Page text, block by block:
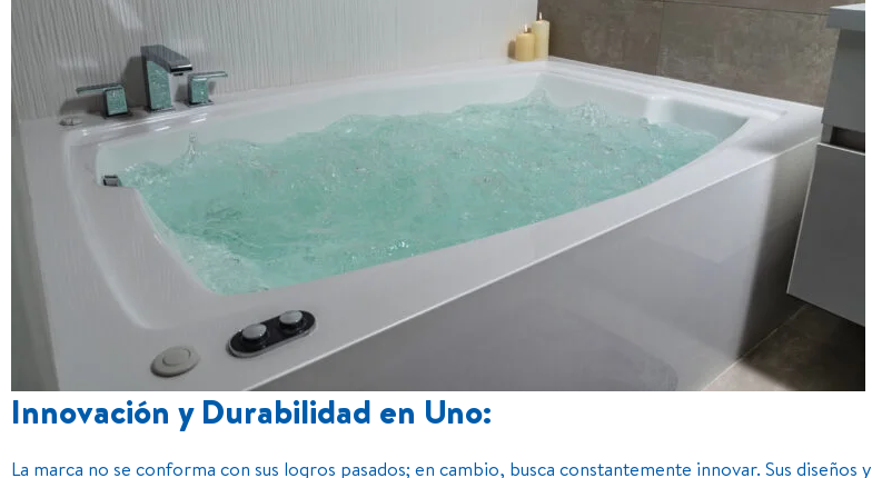
Innovación y Durabilidad en Uno:
La marca no se conforma con sus logros pasados; en cambio, busca constantemente innovar. Sus diseños y